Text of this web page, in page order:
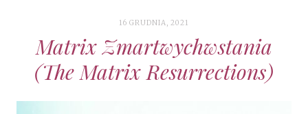
16 GRUDNIA, 2021
Matrix Zmartwychwstania
(The Matrix Resurrections)